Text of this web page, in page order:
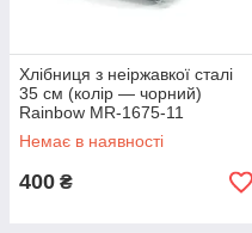
Хлібниця з неіржавкої сталі
35 см (колір — чорний)
Rainbow MR-1675-11
Немає в наявності
400 ₴